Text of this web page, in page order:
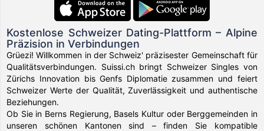
Kostenlose Schweizer Dating-Plattform – Alpine
Präzision in Verbindungen
Grüezi! Willkommen in der Schweiz' präzisester Gemeinschaft für
Qualitätsverbindungen. Suissi.ch bringt Schweizer Singles von
Zürichs Innovation bis Genfs Diplomatie zusammen und feiert
Schweizer Werte der Qualität, Zuverlässigkeit und authentische
Beziehungen.
Ob Sie in Berns Regierung, Basels Kultur oder Berggemeinden in
unseren schönen Kantonen sind – finden Sie kompatible